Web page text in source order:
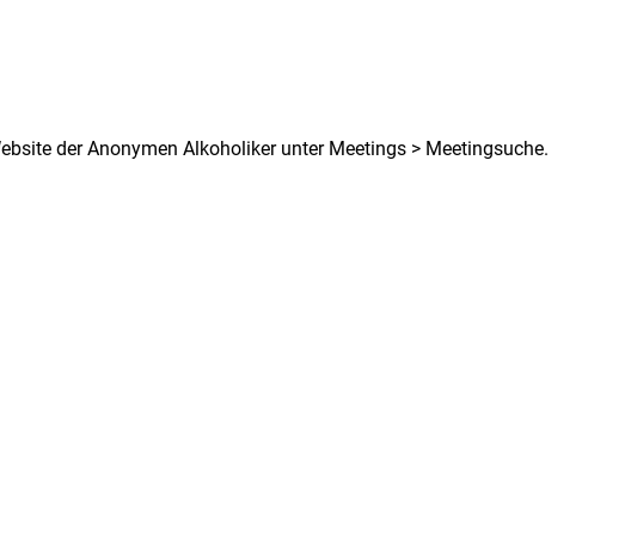
der Anonymen Alkoholiker unter Meetings > Meetingsuche.